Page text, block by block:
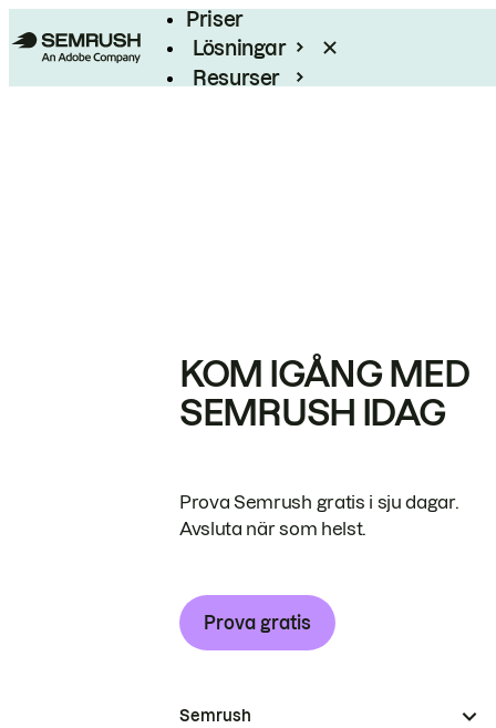
Priser
Lösningar
Resurser
KOM IGÅNG MED
SEMRUSH IDAG
Prova Semrush gratis i sju dagar.
Avsluta när som helst.
Prova gratis
Semrush